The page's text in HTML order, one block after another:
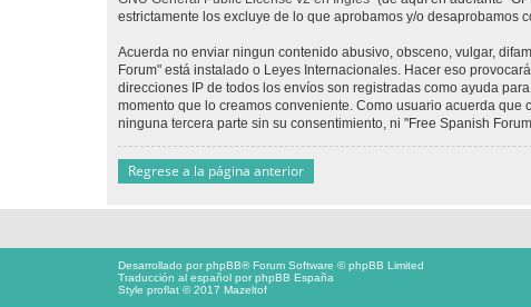
estrictamente los excluye de lo que aprobamos y/o desaprobamos
Acuerda no enviar ningun contenido abusivo, obsceno, vulgar,
Forum" está instalado o Leyes Internacionales. Hacer eso
direcciones IP de todos los envíos son registradas como ayuda
momento que lo creamos conveniente. Como usuario acuerda
ninguna tercera parte sin su consentimiento, ni "Free Spanish
Regrese a la página anterior
Desarrollado porphpBB® Forum Software © phpBB Limited
Traducción al español porphpBB España
Style proflat © 2017 Mazeltof